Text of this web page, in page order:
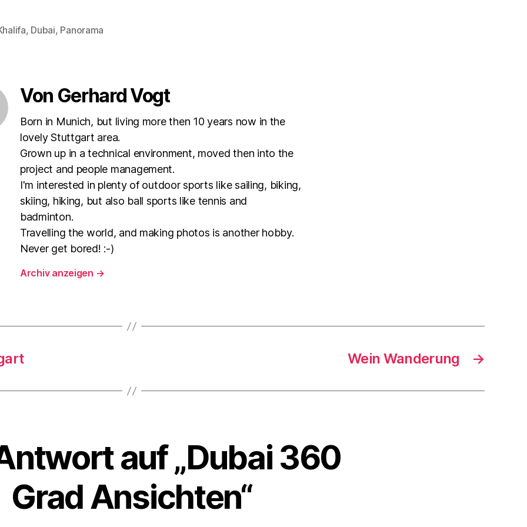
kurzen…
, Dubai, Panorama
Von Gerhard Vogt
Born in Munich, but living more then 10 years now in the
lovely Stuttgart area.
Grown up in a technical environment, moved then into the
project and people management.
I'm interested in plenty of outdoor sports like sailing, biking,
skiing, hiking, but also ball sports like tennis and
badminton.
Travelling the world, and making photos is another hobby.
Never get bored! :-)
Archiv anzeigen →
→
Wein Wanderung
auf „Dubai 360
Grad Ansichten“